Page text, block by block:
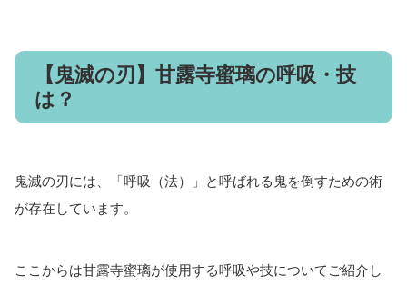
【鬼滅の刃】甘露寺蜜璃の呼吸・技
は？
鬼滅の刃には、「呼吸（法）」と呼ばれる鬼を倒すための術
が存在しています。
ここからは甘露寺蜜璃が使用する呼吸や技についてご紹介し